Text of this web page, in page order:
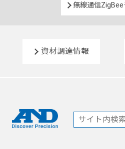
無線通信
資材調達情報